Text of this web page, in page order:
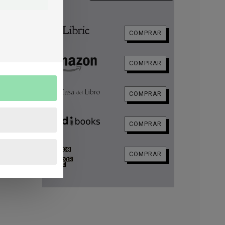
COMPRAR
COMPRAR
COMPRAR
COMPRAR
COMPRAR